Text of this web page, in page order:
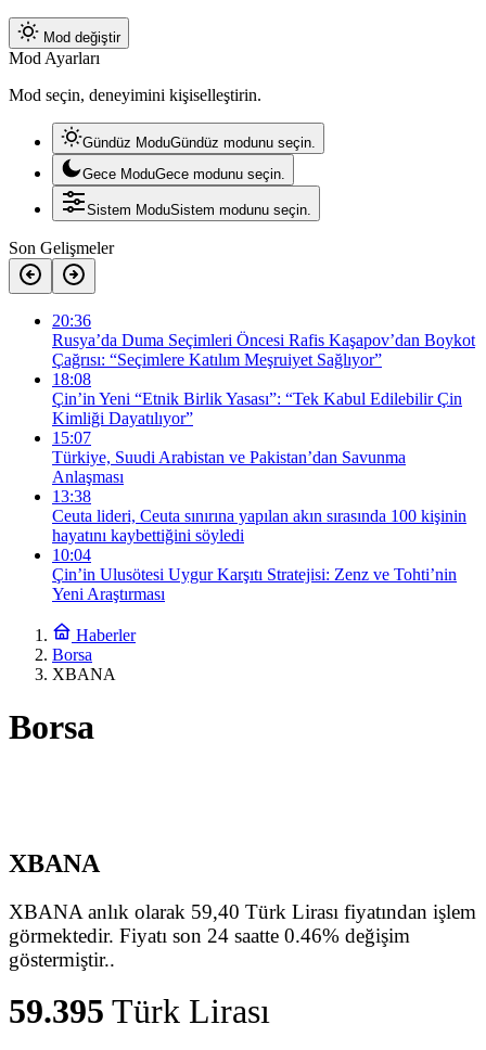
Mod değiştir
Mod Ayarları
Mod seçin, deneyimini kişiselleştirin.
Gündüz ModuGündüz modunu seçin.
Gece ModuGece modunu seçin.
Sistem ModuSistem modunu seçin.
Son Gelişmeler
20:36
Rusya’da Duma Seçimleri Öncesi Rafis Kaşapov’dan Boykot
Çağrısı: “Seçimlere Katılım Meşruiyet Sağlıyor”
18:08
Çin’in Yeni “Etnik Birlik Yasası”: “Tek Kabul Edilebilir Çin
Kimliği Dayatılıyor”
15:07
Türkiye, Suudi Arabistan ve Pakistan’dan Savunma
Anlaşması
13:38
Ceuta lideri, Ceuta sınırına yapılan akın sırasında 100 kişinin
hayatını kaybettiğini söyledi
10:04
Çin’in Ulusötesi Uygur Karşıtı Stratejisi: Zenz ve Tohti’nin
Yeni Araştırması
Haberler
Borsa
XBANA
Borsa
XBANA
XBANA anlık olarak 59,40 Türk Lirası fiyatından işlem
görmektedir. Fiyatı son 24 saatte 0.46% değişim
göstermiştir..
59.395 Türk Lirası